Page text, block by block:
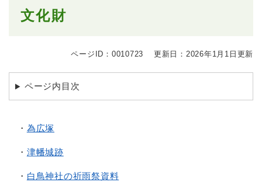
文化財
ページID：0010723 更新日：2026年1月1日更新
ページ内目次
・ 為広塚
・ 津幡城跡
・ 白鳥神社の祈雨祭資料